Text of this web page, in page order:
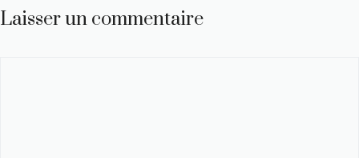
Laisser un commentaire